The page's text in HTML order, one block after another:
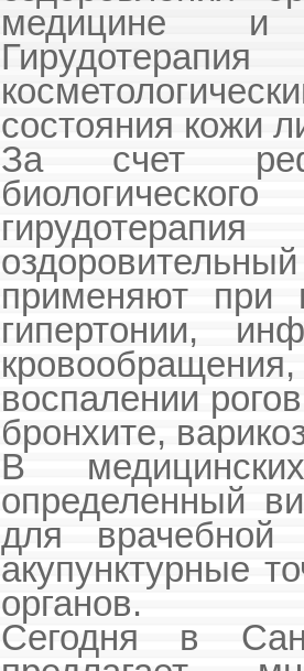
медицине и
состояния кожи
За счет
применяют при
гипертонии,
воспалении
бронхите,
В
определенный
для
акупунктурные
органов.
Сегодня в